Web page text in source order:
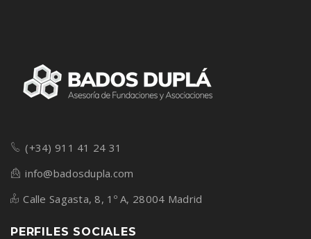
(+34) 911 41 24 31
info@badosdupla.com
Calle Sagasta, 8, 1º A, 28004 Madrid
PERFILES SOCIALES